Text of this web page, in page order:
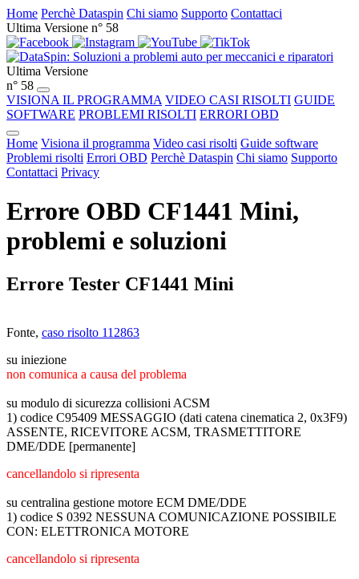
Home Perchè Dataspin Chi siamo Supporto Contattaci
Ultima Versione n° 58
Ultima Versione
n° 58
VISIONA IL PROGRAMMA VIDEO CASI RISOLTI GUIDE
SOFTWARE PROBLEMI RISOLTI ERRORI OBD
Home Visiona il programma Video casi risolti Guide software
Problemi risolti Errori OBD Perchè Dataspin Chi siamo Supporto
Contattaci Privacy
Errore OBD CF1441 Mini,
problemi e soluzioni
Errore Tester CF1441 Mini
Fonte, caso risolto 112863
su iniezione
non comunica a causa del problema
su modulo di sicurezza collisioni ACSM
1) codice C95409 MESSAGGIO (dati catena cinematica 2, 0x3F9)
ASSENTE, RICEVITORE ACSM, TRASMETTITORE
DME/DDE [permanente]
cancellandolo si ripresenta
su centralina gestione motore ECM DME/DDE
1) codice S 0392 NESSUNA COMUNICAZIONE POSSIBILE
CON: ELETTRONICA MOTORE
cancellandolo si ripresenta